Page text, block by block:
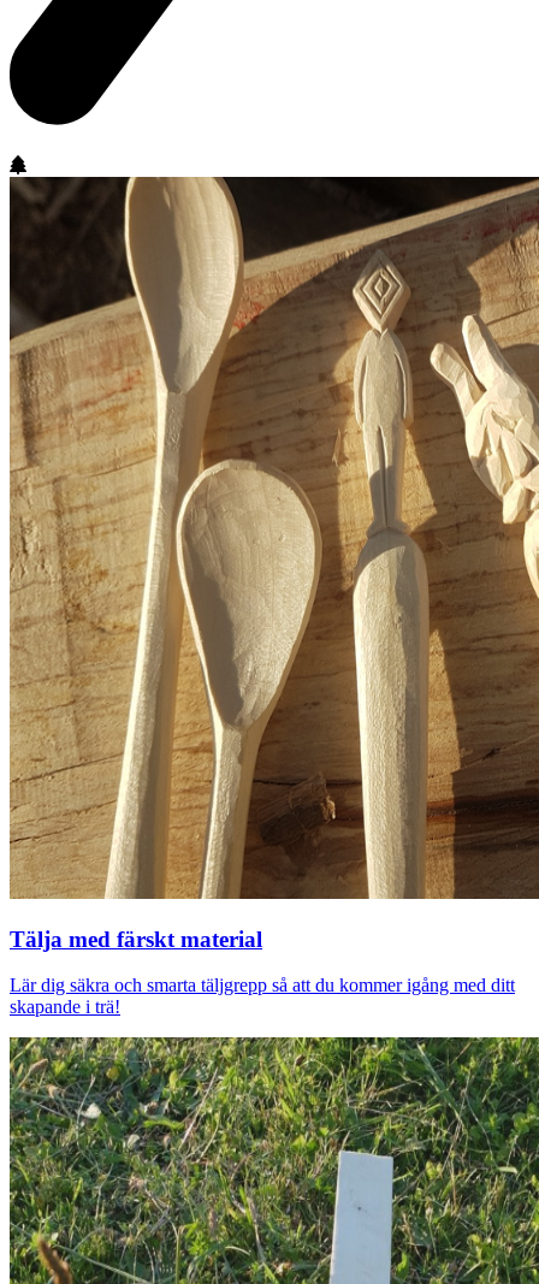
Tälja med färskt material
Lär dig säkra och smarta täljgrepp så att du kommer igång med ditt
skapande i trä!